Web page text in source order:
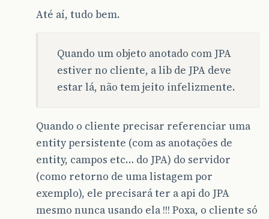
Até aí, tudo bem.
Quando um objeto anotado com JPA
estiver no cliente, a lib de JPA deve
estar lá, não tem jeito infelizmente.
Quando o cliente precisar referenciar uma
entity persistente (com as anotações de
entity, campos etc… do JPA) do servidor
(como retorno de uma listagem por
exemplo), ele precisará ter a api do JPA
mesmo nunca usando ela !!! Poxa, o cliente só